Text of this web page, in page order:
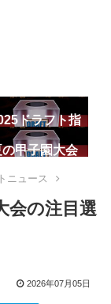
ドラフト指
一覧
の甲子園大会
ニュース
会の注目選
2026年07月05日